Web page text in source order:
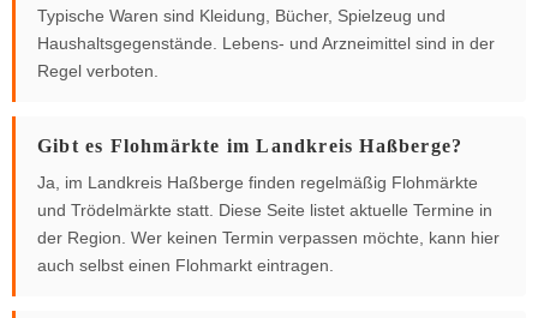
Typische Waren sind Kleidung, Bücher, Spielzeug und
Haushaltsgegenstände. Lebens- und Arzneimittel sind in der
Regel verboten.
Gibt es Flohmärkte im Landkreis Haßberge?
Ja, im Landkreis Haßberge finden regelmäßig Flohmärkte
und Trödelmärkte statt. Diese Seite listet aktuelle Termine in
der Region. Wer keinen Termin verpassen möchte, kann hier
auch selbst einen Flohmarkt eintragen.